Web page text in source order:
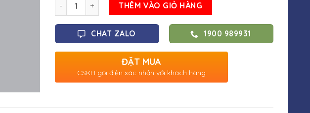
THÊM VÀO GIỎ HÀNG
CHAT ZALO 1900 989931
ĐẶT MUA
CSKH gọi điện xác nhận với khách hàng